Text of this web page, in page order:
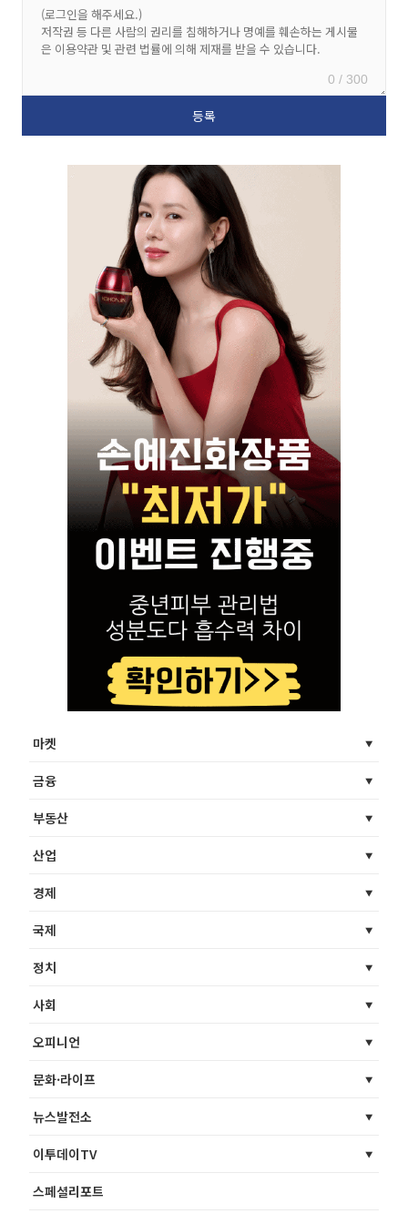
0 / 300
마켓
금융
부동산
산업
경제
국제
정치
사회
오피니언
문화·라이프
뉴스발전소
이투데이TV
스페셜리포트